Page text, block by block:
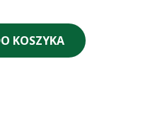
KOSZYKA